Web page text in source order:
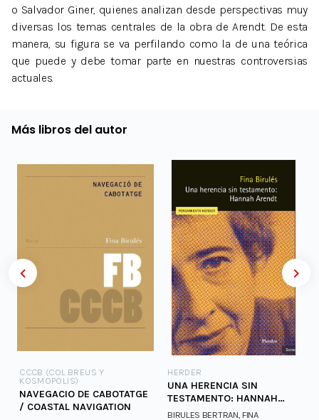
o Salvador Giner, quienes analizan desde perspectivas muy
diversas los temas centrales de la obra de Arendt. De esta
manera, su figura se va perfilando como la de una teórica
que puede y debe tomar parte en nuestras controversias
actuales.
Más libros del autor
CCCB (COL.BREUS Y
KOSMOPOLIS)
NAVEGACIO DE CABOTATGE
/ COASTAL NAVIGATION
HERDER
UNA HERENCIA SIN
TESTAMENTO: HANNAH
ARENDT
BIRULES BERTRAN, FINA